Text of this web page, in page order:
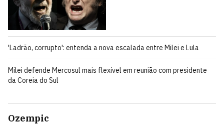
'Ladrão, corrupto': entenda a nova escalada entre Milei e Lula
Milei defende Mercosul mais flexível em reunião com presidente
da Coreia do Sul
Ozempic